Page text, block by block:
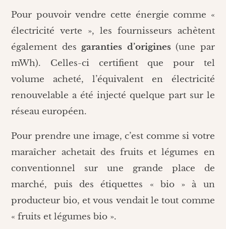
Pour pouvoir vendre cette énergie comme «
électricité verte », les fournisseurs achètent
également desgaranties d’origines(une par
mWh). Celles-ci certifient que pour tel
volume acheté, l’équivalent en électricité
renouvelable a été injecté quelque part sur le
réseau européen.
Pour prendre une image, c’est comme si votre
maraîcher achetait des fruits et légumes en
conventionnel sur une grande place de
marché, puis des étiquettes « bio » à un
producteur bio, et vous vendait le tout comme
« fruits et légumes bio ».